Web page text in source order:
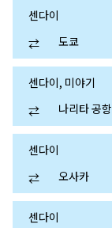
센다이
⇄
도쿄
센다이, 미야기
⇄
나리타 공항
센다이
⇄
오사카
센다이